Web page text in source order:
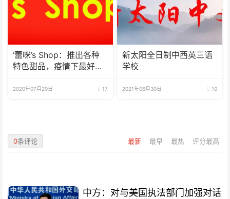
‘蕾咪’s Shop：推出各种
特色甜品，疫情下最好的
2020年07月29日 17
新太阳全日制中西英三语
学校
2021年06月30日 10
最新 最早 最热 评分最高
0条评论
中方：对与美国执法部门加强对话